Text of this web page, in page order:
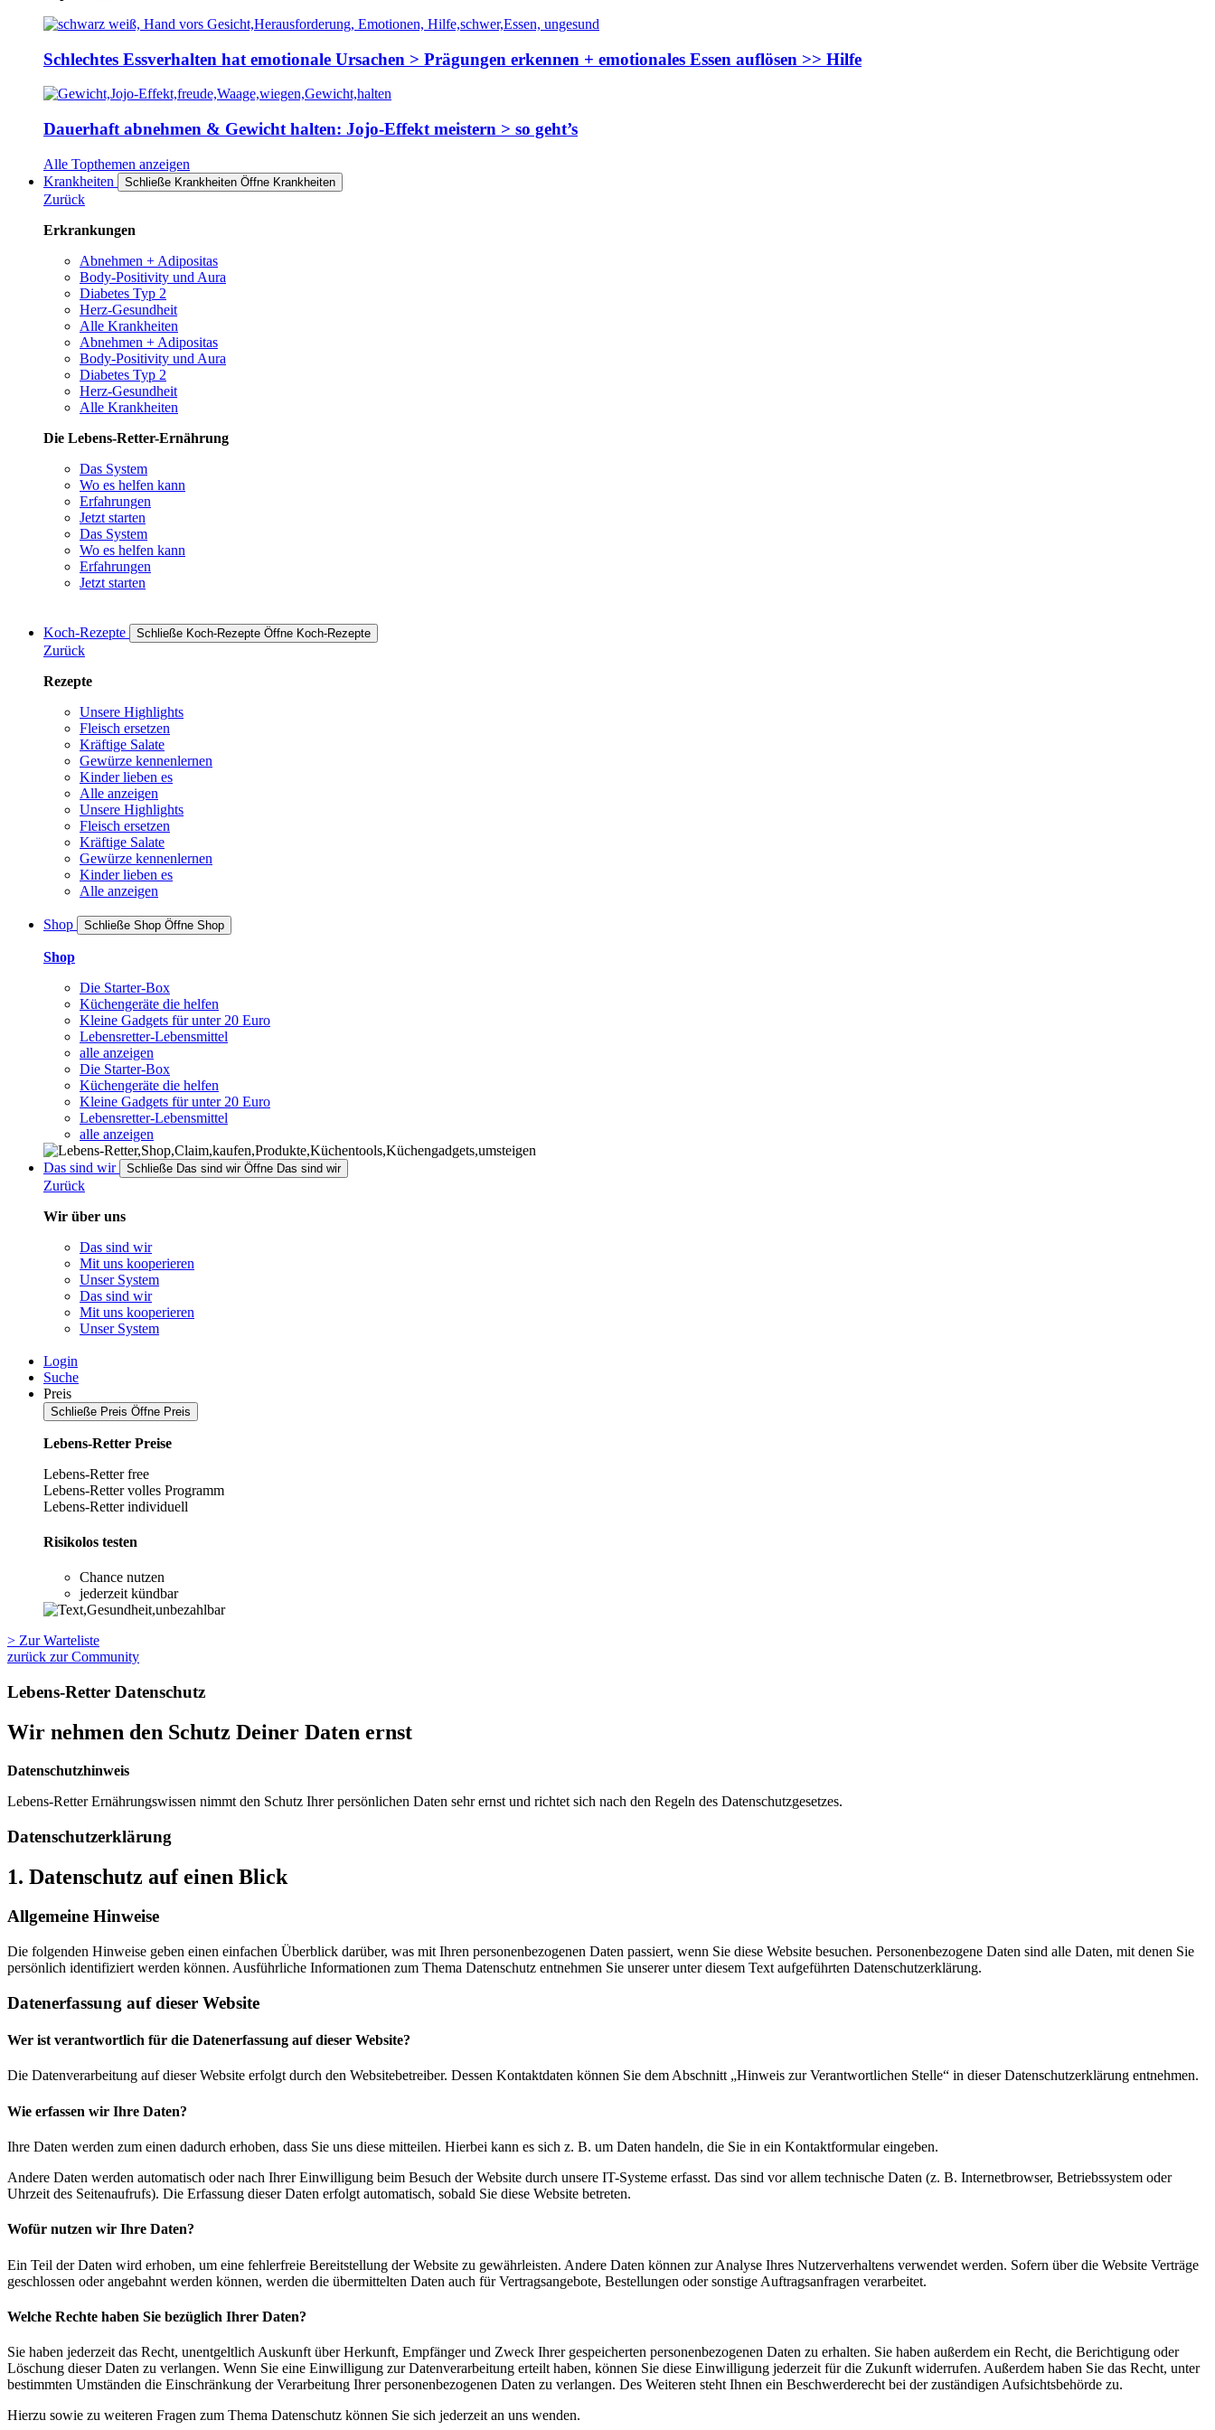
Schlechtes Essverhalten hat emotionale Ursachen > Prägungen erkennen + emotionales Essen auflösen >> Hilfe
Dauerhaft abnehmen & Gewicht halten: Jojo-Effekt meistern > so geht’s
Alle Topthemen anzeigen
Krankheiten
Schließe Krankheiten Öffne Krankheiten
Zurück
Erkrankungen
Abnehmen + Adipositas
Body-Positivity und Aura
Diabetes Typ 2
Herz-Gesundheit
Alle Krankheiten
Abnehmen + Adipositas
Body-Positivity und Aura
Diabetes Typ 2
Herz-Gesundheit
Alle Krankheiten
Die Lebens-Retter-Ernährung
Das System
Wo es helfen kann
Erfahrungen
Jetzt starten
Das System
Wo es helfen kann
Erfahrungen
Jetzt starten
Koch-Rezepte Schließe Koch-Rezepte Öffne Koch-Rezepte
Zurück
Rezepte
Unsere Highlights
Fleisch ersetzen
Kräftige Salate
Gewürze kennenlernen
Kinder lieben es
Alle anzeigen
Unsere Highlights
Fleisch ersetzen
Kräftige Salate
Gewürze kennenlernen
Kinder lieben es
Alle anzeigen
Shop Schließe Shop Öffne Shop
Shop
Die Starter-Box
Küchengeräte die helfen
Kleine Gadgets für unter 20 Euro
Lebensretter-Lebensmittel
alle anzeigen
Die Starter-Box
Küchengeräte die helfen
Kleine Gadgets für unter 20 Euro
Lebensretter-Lebensmittel
alle anzeigen
Das sind wir Schließe Das sind wir Öffne Das sind wir
Zurück
Wir über uns
Das sind wir
Mit uns kooperieren
Unser System
Das sind wir
Mit uns kooperieren
Unser System
Login
Suche
Preis
Schließe Preis Öffne Preis
Lebens-Retter Preise
Lebens-Retter free
Lebens-Retter volles Programm
Lebens-Retter individuell
Risikolos testen
Chance nutzen
jederzeit kündbar
> Zur Warteliste
zurück zur Community
Lebens-Retter Datenschutz
Wir nehmen den Schutz Deiner Daten ernst
Datenschutzhinweis
Lebens-Retter Ernährungswissen nimmt den Schutz Ihrer persönlichen Daten sehr ernst und richtet sich nach den Regeln des Datenschutzgesetzes.
Datenschutz­erklärung
1. Datenschutz auf einen Blick
Allgemeine Hinweise
Die folgenden Hinweise geben einen einfachen Überblick darüber, was mit Ihren personenbezogenen Daten passiert, wenn Sie diese Website besuchen. Personenbezogene Daten sind alle Daten, mit denen Sie
persönlich identifiziert werden können. Ausführliche Informationen zum Thema Datenschutz entnehmen Sie unserer unter diesem Text aufgeführten Datenschutzerklärung.
Datenerfassung auf dieser Website
Wer ist verantwortlich für die Datenerfassung auf dieser Website?
Die Datenverarbeitung auf dieser Website erfolgt durch den Websitebetreiber. Dessen Kontaktdaten können Sie dem Abschnitt „Hinweis zur Verantwortlichen Stelle“ in dieser Datenschutzerklärung entnehmen.
Wie erfassen wir Ihre Daten?
Ihre Daten werden zum einen dadurch erhoben, dass Sie uns diese mitteilen. Hierbei kann es sich z. B. um Daten handeln, die Sie in ein Kontaktformular eingeben.
Andere Daten werden automatisch oder nach Ihrer Einwilligung beim Besuch der Website durch unsere IT-Systeme erfasst. Das sind vor allem technische Daten (z. B. Internetbrowser, Betriebssystem oder
Uhrzeit des Seitenaufrufs). Die Erfassung dieser Daten erfolgt automatisch, sobald Sie diese Website betreten.
Wofür nutzen wir Ihre Daten?
Ein Teil der Daten wird erhoben, um eine fehlerfreie Bereitstellung der Website zu gewährleisten. Andere Daten können zur Analyse Ihres Nutzerverhaltens verwendet werden. Sofern über die Website Verträge
geschlossen oder angebahnt werden können, werden die übermittelten Daten auch für Vertragsangebote, Bestellungen oder sonstige Auftragsanfragen verarbeitet.
Welche Rechte haben Sie bezüglich Ihrer Daten?
Sie haben jederzeit das Recht, unentgeltlich Auskunft über Herkunft, Empfänger und Zweck Ihrer gespeicherten personenbezogenen Daten zu erhalten. Sie haben außerdem ein Recht, die Berichtigung oder
Löschung dieser Daten zu verlangen. Wenn Sie eine Einwilligung zur Datenverarbeitung erteilt haben, können Sie diese Einwilligung jederzeit für die Zukunft widerrufen. Außerdem haben Sie das Recht, unter
bestimmten Umständen die Einschränkung der Verarbeitung Ihrer personenbezogenen Daten zu verlangen. Des Weiteren steht Ihnen ein Beschwerderecht bei der zuständigen Aufsichtsbehörde zu.
Hierzu sowie zu weiteren Fragen zum Thema Datenschutz können Sie sich jederzeit an uns wenden.